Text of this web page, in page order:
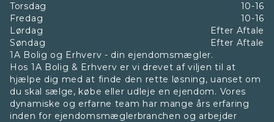
Torsdag
10-16
Fredag
10-16
Lørdag
Efter Aftale
Søndag
Efter Aftale
1A Bolig og Erhverv - din ejendomsmægler.
Hos 1A Bolig & Erhverv er vi drevet af viljen til at
hjælpe dig med at finde den rette løsning, uanset om
du skal sælge, købe eller udleje en ejendom. Vores
dynamiske og erfarne team har mange års erfaring
inden for ejendomsmæglerbranchen og arbejder